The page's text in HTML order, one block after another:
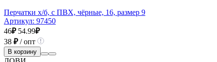
Перчатки х/б, с ПВХ, чёрные, 16, размер 9
Артикул: 97450
46₽ 54.99₽
38 ₽/ опт
В корзину